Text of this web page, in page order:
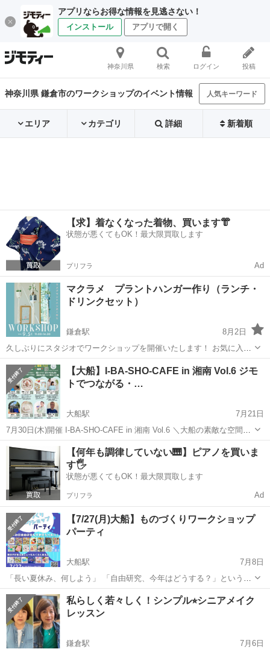
アプリならお得な情報を見逃さない！
インストール アプリで開く
神奈川県 検索 ログイン 投稿
神奈川県 鎌倉市のワークショップのイベント情報 人気キーワード
エリア カテゴリ 詳細 新着順
【求】着なくなった着物、買います👘
状態が悪くてもOK！最大限買取します
プリフラ Ad
マクラメ プラントハンガー作り（ランチ・
ドリンクセット）
鎌倉駅
8月2日
久しぶりにスタジオでワークショップを開催いたします！ お気に入り
の鉢や花器を飾れる手編みのプラントハンガー作りを一緒にしません
か？基本の編み方をしっかり学んだあとに、お好みの大きさ等にあわ
せて編みます。初めての方も安心してご...
神奈川 鎌倉市 鎌倉駅 プラント
【大船】I-BA-SHO-CAFE in 湘南 Vol.6 ジモ
トでつながる・…
大船駅
7月21日
7月30日(木)開催 I-BA-SHO-CAFE in 湘南 Vol.6 ＼大船の素敵な空間で
開催します✨／ 「癒しと美のマルシェ」 今回の会場は、大船にある
塩ムスビ（EN-MUSUBI）カフェさん✨...
神奈川 鎌倉市 大船駅 ワークショップ ミネラル
【何年も調律していない🎹】ピアノを買いま
す🖐️
状態が悪くてもOK！最大限買取します
プリフラ Ad
【7/27(月)大船】ものづくりワークショップ
パーティ
大船駅
7月8日
「長い夏休み、何しよう」 「自由研究、今年はどうする？」という、
よく聞く夏ならではの悩み。 このイベントで、親子一緒に参加した
り、小学生の自由研究が終わっちゃうような「ものづくり」「ワーク
ショップ」「体験」を。 ...
神奈川 鎌倉市 大船駅 ワークショップ
私らしく若々しく！シンプル⭐︎シニアメイク
レッスン
鎌倉駅
7月6日